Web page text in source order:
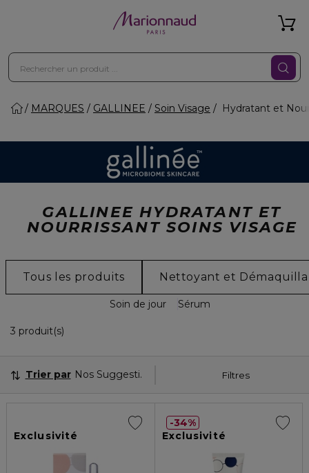
MARQUES GALLINEE Soin Visage Hydratant et
GALLINEE HYDRATANT ET
NOURRISSANT SOINS VISAGE
Tous les produits Nettoyant et
Soin de jour Sérum
3 produit(s)
Filtres
Trier par Nos Suggestions
Exclusivité Exclusivité
34%